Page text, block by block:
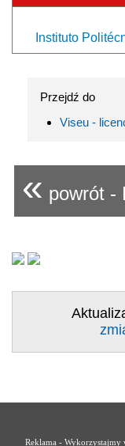
Instituto
Przejdź do
Viseu -
« powrót -
Reklama - Wykorzystajmy